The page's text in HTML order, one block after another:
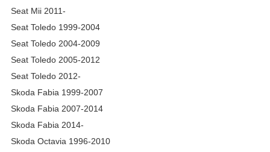
Seat Mii 2011-
Seat Toledo 1999-2004
Seat Toledo 2004-2009
Seat Toledo 2005-2012
Seat Toledo 2012-
Skoda Fabia 1999-2007
Skoda Fabia 2007-2014
Skoda Fabia 2014-
Skoda Octavia 1996-2010